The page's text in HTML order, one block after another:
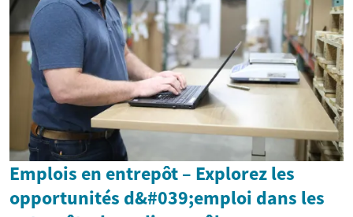
Emplois en entrepôt – Explorez les
opportunités d&#039;emploi dans les